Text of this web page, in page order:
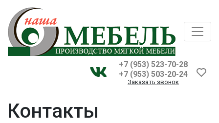
+7 (953) 523-70-28
+7 (953) 503-20-24
Заказать звонок
Контакты